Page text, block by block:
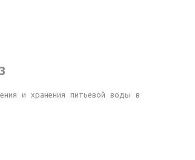
и хранения питьевой воды в